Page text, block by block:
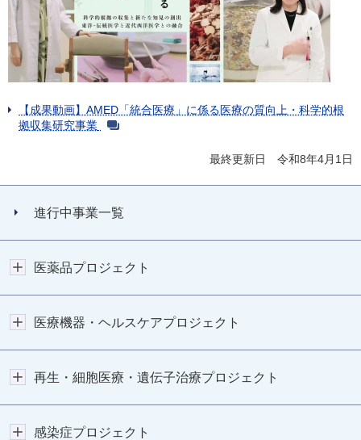
【成果動画】AMED「統合医療」に係る医療の質向上・科学的根
拠収集研究事業
最終更新日 令和8年4月1日
進行中事業一覧
医薬品プロジェクト
医療機器・ヘルスケアプロジェクト
再生・細胞医療・遺伝子治療プロジェクト
感染症プロジェクト